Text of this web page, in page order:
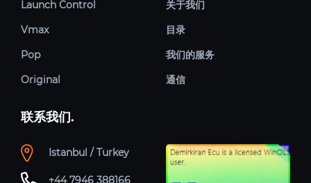
Launch Control
Vmax
Pop
Original
关于我们
目录
我们的服务
通信
联系我们.
Istanbul / Turkey
+44 7946 388166